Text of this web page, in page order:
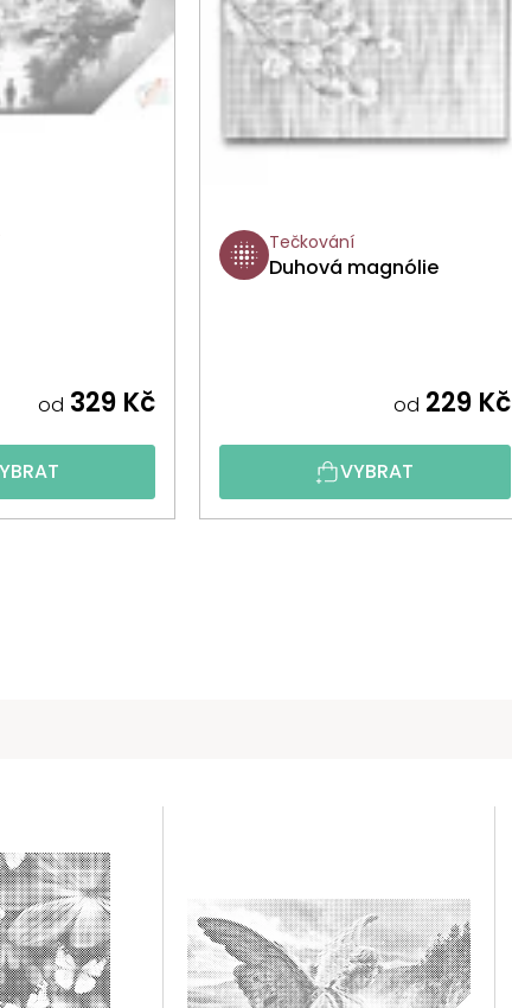
od 329 Kč
Tečkování
Duhová magnólie
od 229 Kč
VYBRAT